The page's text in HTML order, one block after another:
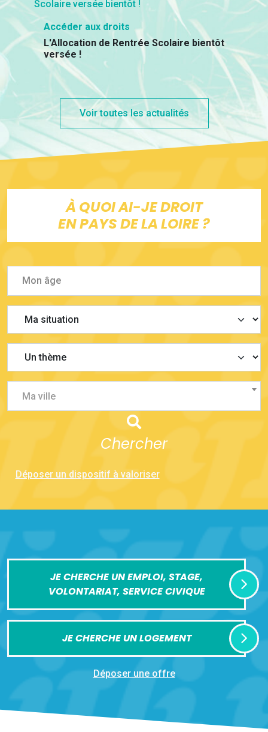
Accéder aux droits
L'Allocation de Rentrée Scolaire bientôt
versée !
Voir toutes les actualités
À QUOI AI-JE DROIT
EN PAYS DE LA LOIRE ?
Ma ville
Chercher
Déposer un dispositif à valoriser
JE CHERCHE UN EMPLOI, STAGE,
VOLONTARIAT, SERVICE CIVIQUE
JE CHERCHE UN LOGEMENT
Déposer une offre